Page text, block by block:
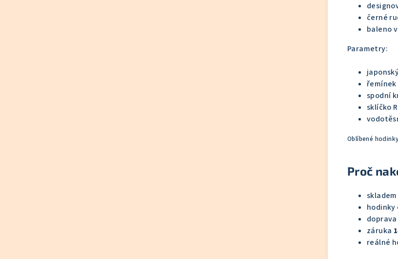
černé
baleno
Parametry:
spodní
sklíčko
Oblíbené
Proč
hodinky
záruka
reálné